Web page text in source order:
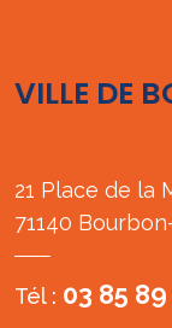
VILLE DE
21 Place de la
71140
Tél : 03 85